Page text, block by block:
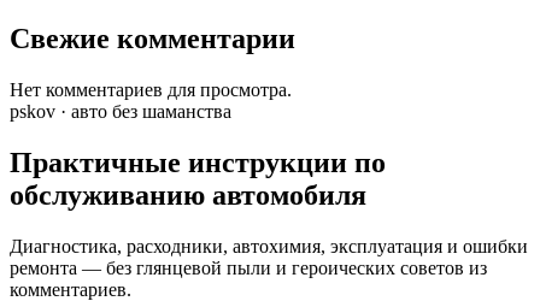
Свежие комментарии
Нет комментариев для просмотра.
pskov · авто без шаманства
Практичные инструкции по
обслуживанию автомобиля
Диагностика, расходники, автохимия, эксплуатация и ошибки
ремонта — без глянцевой пыли и героических советов из
комментариев.